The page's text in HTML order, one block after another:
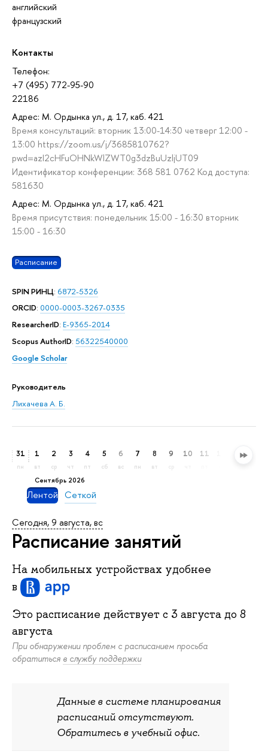
английский
французский
Контакты
Телефон:
+7 (495) 772-95-90
22186
Адрес: М. Ордынка ул., д. 17, каб. 421
Время консультаций: вторник 13:00-14:30 четверг 12:00 -
13:00 https://zoom.us/j/3685810762?
pwd=azI2cHFuOHNkWlZWT0g3dzBuUzljUT09
Идентификатор конференции: 368 581 0762 Код доступа:
581630
Адрес: М. Ордынка ул., д. 17, каб. 421
Время присутствия: понедельник 15:00 - 16:30 вторник
15:00 - 16:30
Расписание
SPIN РИНЦ: 6872-5326
ORCID: 0000-0003-3267-0335
ResearcherID: E-9365-2014
Scopus AuthorID: 56322540000
Google Scholar
Руководитель
Лихачева А. Б.
31
пн
сентябрь 2026
1
вт
2
ср
3
чт
4
пт
5
сб
6
вс
7
пн
8
вт
9 10 11 13
Лентой Сеткой
Сегодня, 9 августа, вс
Расписание занятий
На мобильных устройствах удобнее
в
Это расписание действует c 3 августа до 8
августа
При обнаружении проблем с расписанием просьба
обратиться в службу поддержки
Данные в системе планирования
расписаний отсутствуют.
Обратитесь в учебный офис.